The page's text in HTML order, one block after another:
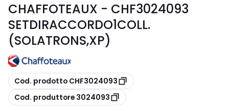
CHAFFOTEAUX - CHF3024093
SETDIRACCORDO1COLL.
(SOLATRONS,XP)
copia
Cod. prodotto CHF3024093
copia
Cod. produttore 3024093